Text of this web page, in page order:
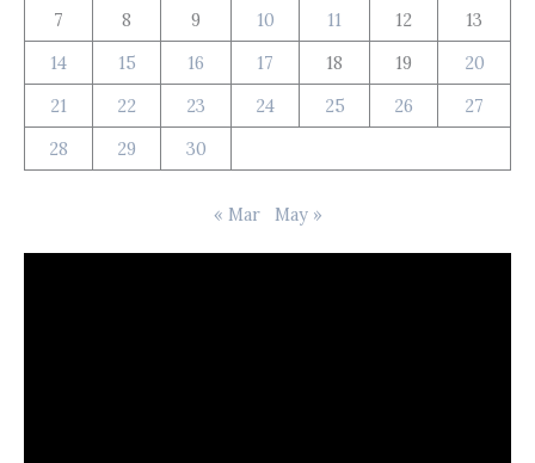
7 8 9 10 11 12
13
14
15 16 17 18 19
20
21
22 23 24 25 26
27
28
29 30
« Mar May »